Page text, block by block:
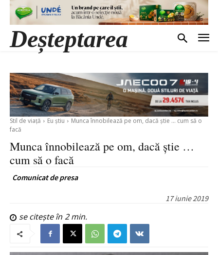
Deșteptarea
Stil de viață Eu știu
Munca înnobilează pe om, dacă știe ... cum să o
facă
Munca înnobilează pe om, dacă știe …
cum să o facă
Comunicat de presa
17 iunie 2019
se citește în 2min.